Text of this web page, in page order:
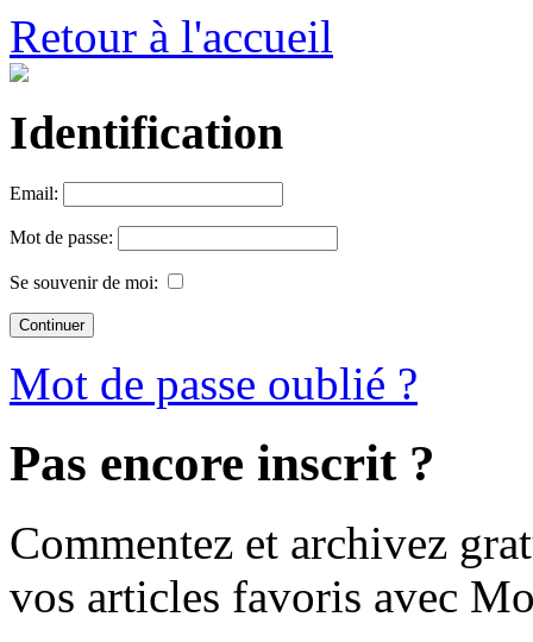
Retour à l'accueil
Identification
Email:
Mot de passe:
Se souvenir de moi:
Mot de passe oublié ?
Pas encore inscrit ?
Commentez et archivez
vos articles favoris avec